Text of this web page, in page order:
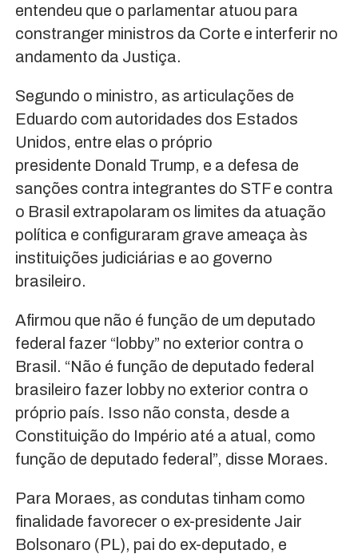
entendeu que o parlamentar atuou para
constranger ministros da Corte e interferir no
andamento da Justiça.
Segundo o ministro, as articulações de
Eduardo com autoridades dos Estados
Unidos, entre elas o próprio
presidente Donald Trump, e a defesa de
sanções contra integrantes do STF e contra
o Brasil extrapolaram os limites da atuação
política e configuraram grave ameaça às
instituições judiciárias e ao governo
brasileiro.
Afirmou que não é função de um deputado
federal fazer “lobby” no exterior contra o
Brasil. “Não é função de deputado federal
brasileiro fazer lobby no exterior contra o
próprio país. Isso não consta, desde a
Constituição do Império até a atual, como
função de deputado federal”, disse Moraes.
Para Moraes, as condutas tinham como
finalidade favorecer o ex-presidente Jair
Bolsonaro (PL), pai do ex-deputado, e